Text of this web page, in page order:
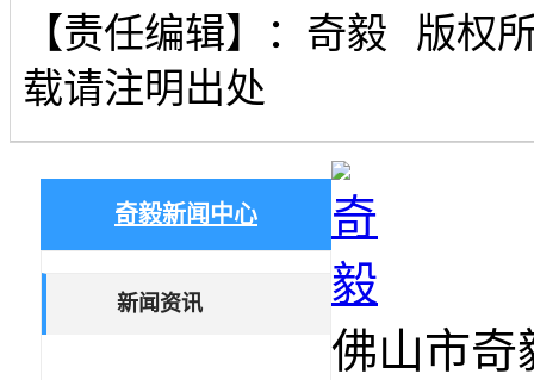
【责任编辑】： 奇毅
版权
载请注明出处
奇毅新闻中心
新闻资讯
佛山市